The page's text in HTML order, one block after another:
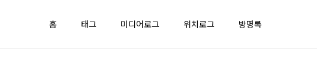
홈
태그 미디어로그 위치로그 방명록